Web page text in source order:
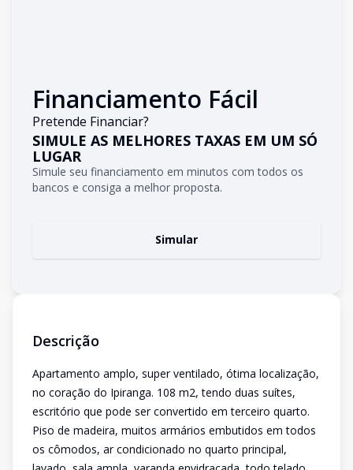
Financiamento Fácil
Pretende Financiar?
SIMULE AS MELHORES TAXAS EM UM SÓ
LUGAR
Simule seu financiamento em minutos com todos os
bancos e consiga a melhor proposta.
Simular
Descrição
Apartamento amplo, super ventilado, ótima localização,
no coração do Ipiranga. 108 m2, tendo duas suítes,
escritório que pode ser convertido em terceiro quarto.
Piso de madeira, muitos armários embutidos em todos
os cômodos, ar condicionado no quarto principal,